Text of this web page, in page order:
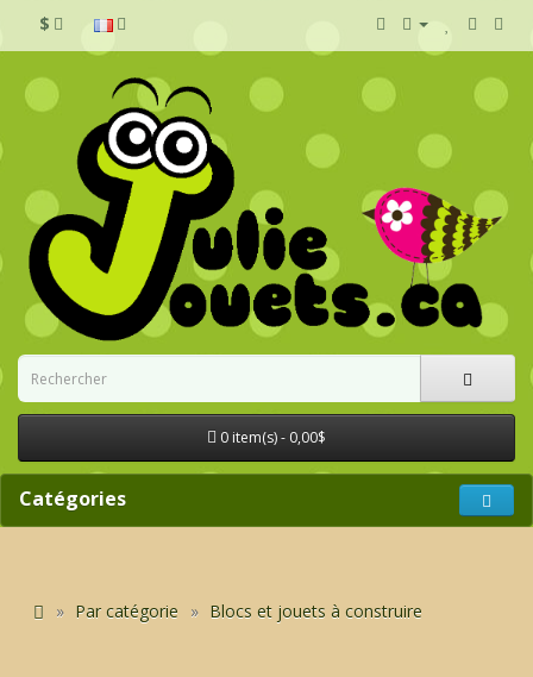
$
0 item(s) - 0,00$
Catégories
Par catégorie Blocs et jouets à construire